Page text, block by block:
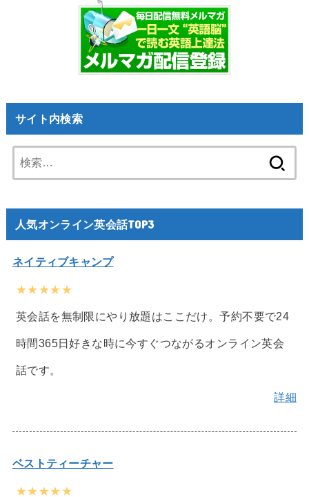
サイト内検索
索:
人気オンライン英会話TOP3
ネイティブキャンプ
★★★★★
英会話を無制限にやり放題はここだけ。予約不要で24
時間365日好きな時に今すぐつながるオンライン英会
話です。
詳細
ベストティーチャー
★★★★★